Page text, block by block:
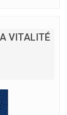
VITALITÉ